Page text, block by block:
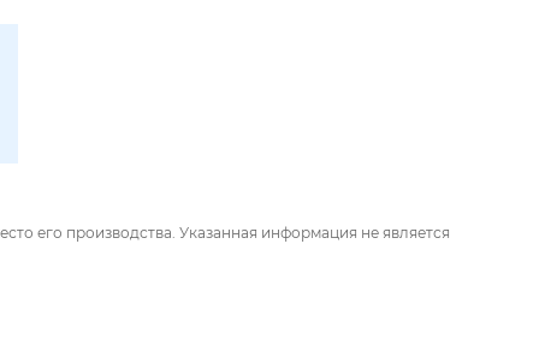
его производства. Указанная информация не является